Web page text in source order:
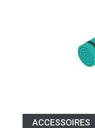
ACCESSOIRES